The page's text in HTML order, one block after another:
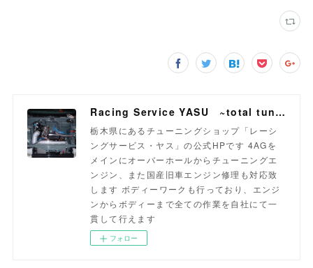
Racing Service YASU ~total tuning proshop~
栃木県にあるチューニングショップ「レーシ
ングサービス・ヤス」の公式HPです 4AGを
メインにオーバーホールからチューニングエ
ンジン、また国産旧車エンジン修理も対応致
します ボディーワークも行っており、エンジ
ンからボディーまで全ての作業を自社にて一
貫して行えます
フォロー